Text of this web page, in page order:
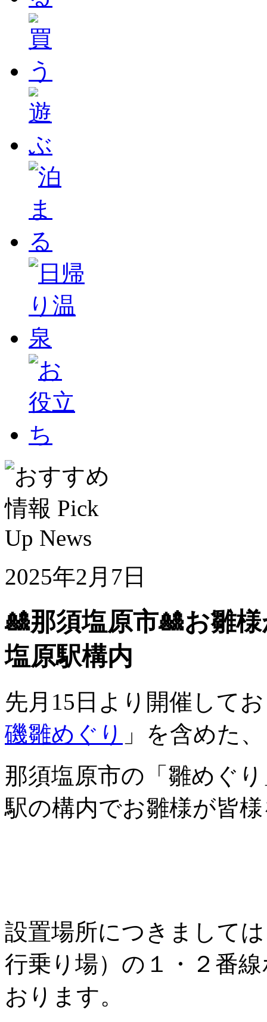
2025年2月7日
🎎那須塩原市🎎お雛
塩原駅構内
先月15日より開催して
磯雛めぐり 」を含めた、
那須塩原市の「雛めぐ
駅の構内でお雛様が皆
設置場所につきまして
行乗り場）の１・２番
おります。